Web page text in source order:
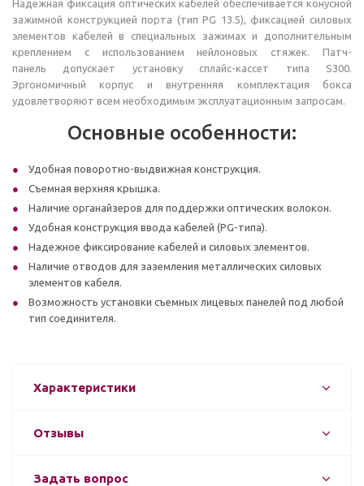
Надежная фиксация оптических кабелей обеспечивается конусной
зажимной конструкцией порта (тип PG 13.5), фиксацией силовых
элементов кабелей в специальных зажимах и дополнительным
креплением с использованием нейлоновых стяжек. Патч-
панель допускает установку сплайс-кассет типа S300.
Эргономичный корпус и внутренняя комплектация бокса
удовлетворяют всем необходимым эксплуатационным запросам.
Основные особенности:
Удобная поворотно-выдвижная конструкция.
Съемная верхняя крышка.
Наличие органайзеров для поддержки оптических волокон.
Удобная конструкция ввода кабелей (PG-типа).
Надежное фиксирование кабелей и силовых элементов.
Наличие отводов для заземления металлических силовых
элементов кабеля.
Возможность установки съемных лицевых панелей под любой
тип соединителя.
Характеристики
Отзывы
Задать вопрос